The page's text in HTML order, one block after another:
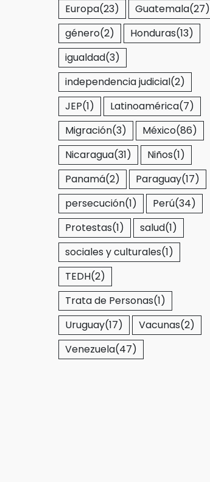
Europa(23) Guatemala(27)
género(2) Honduras(13)
igualdad(3)
independencia judicial(2)
JEP(1) Latinoamérica(7)
Migración(3) México(86)
Nicaragua(31) Niños(1)
Panamá(2) Paraguay(17)
persecución(1) Perú(34)
Protestas(1) salud(1)
sociales y culturales(1)
TEDH(2)
Trata de Personas(1)
Uruguay(17) Vacunas(2)
Venezuela(47)